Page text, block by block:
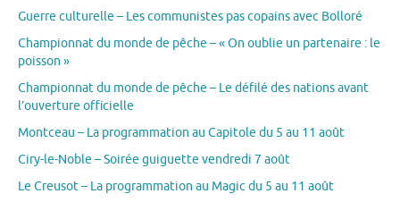
Guerre culturelle – Les communistes pas copains avec Bolloré
Championnat du monde de pêche – « On oublie un partenaire : le
poisson »
Championnat du monde de pêche – Le défilé des nations avant
l’ouverture officielle
Montceau – La programmation au Capitole du 5 au 11 août
Ciry-le-Noble – Soirée guiguette vendredi 7 août
Le Creusot – La programmation au Magic du 5 au 11 août